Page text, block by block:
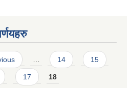
… 14 15
17 18